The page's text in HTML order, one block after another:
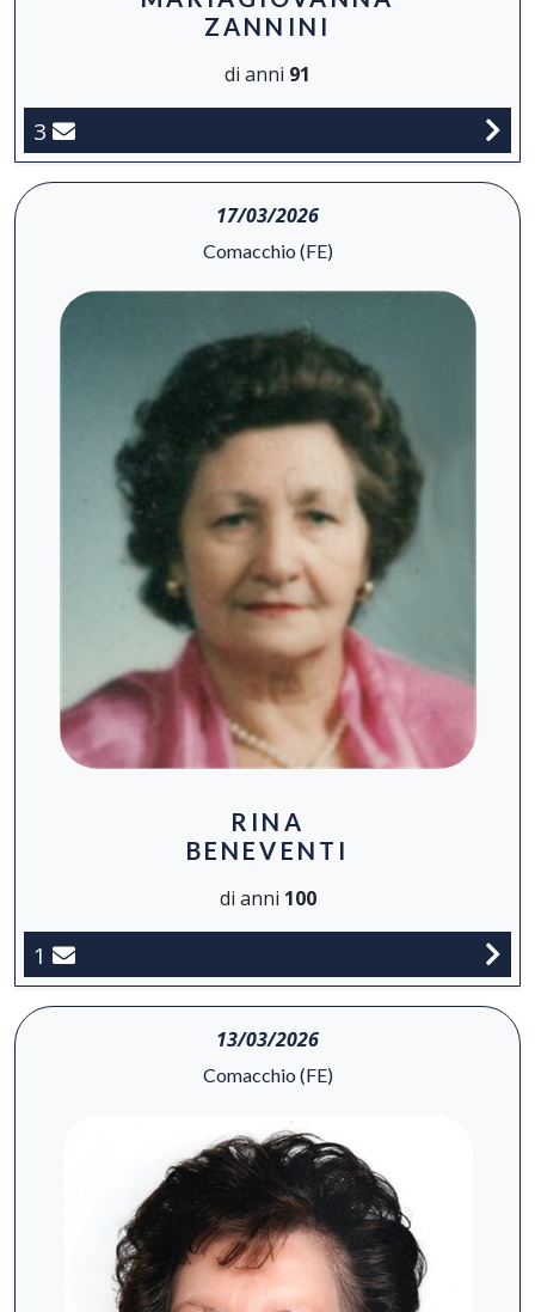
ZANNINI
di anni 91
3
17/03/2026
Comacchio (FE)
RINA
BENEVENTI
di anni 100
1
13/03/2026
Comacchio (FE)